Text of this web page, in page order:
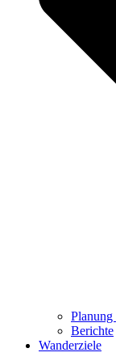
Berichte
Wanderziele